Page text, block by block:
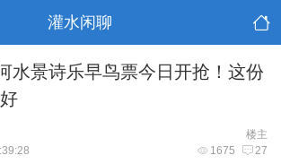
灌水闲聊
水景诗乐早鸟票今日开抢！这份
楼主
1675 27